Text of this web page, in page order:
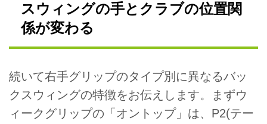
スウィングの手とクラブの位置関
係が変わる
続いて右手グリップのタイプ別に異なるバッ
クスウィングの特徴をお伝えします。まずウ
ィークグリップの「オントップ」は、P2(テー